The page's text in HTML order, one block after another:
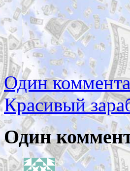
Один
Красивый
Один